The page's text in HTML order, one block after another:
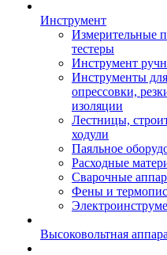
Инструмент
Измерительные
тестеры
Инструмент
Инструменты для
опрессовки,
изоляции
Лестницы,
ходули
Паяльное
Расходные
Сварочные
Фены и
Высоковольтная